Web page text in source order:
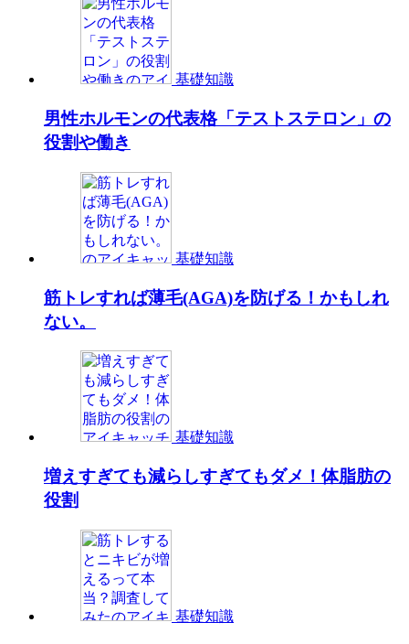
基礎知識
男性ホルモンの代表格「テストステロン」の
役割や働き
基礎知識
筋トレすれば薄毛(AGA)を防げる！かもしれ
ない。
基礎知識
増えすぎても減らしすぎてもダメ！体脂肪の
役割
基礎知識